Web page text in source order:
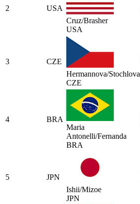
2
USA
Cruz/Brasher
USA
3
CZE
Hermannova/Stochlova
CZE
4
BRA
Maria
Antonelli/Fernanda
BRA
5
JPN
Ishii/Mizoe
JPN